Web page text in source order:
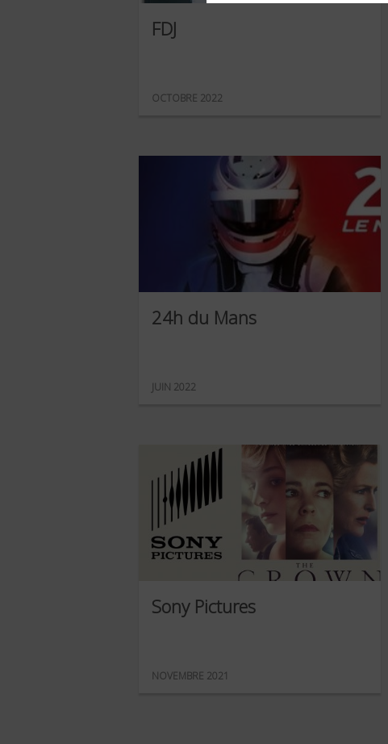
FDJ
OCTOBRE 2022
24h du Mans
JUIN 2022
Sony Pictures
NOVEMBRE 2021